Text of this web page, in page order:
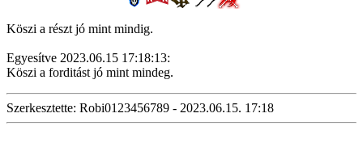
Köszi a részt jó mint mindig.
Egyesítve 2023.06.15 17:18:13:
Köszi a forditást jó mint mindeg.
Szerkesztette: Robi0123456789 - 2023.06.15. 17:18